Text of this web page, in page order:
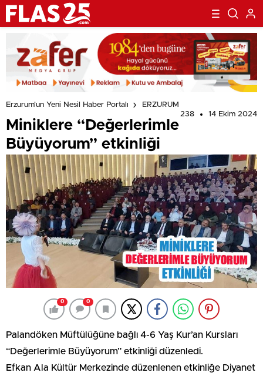
Erzurum'un Yeni Nesil Haber Portalı
ERZURUM
238
14 Ekim 2024
Miniklere “Değerlerimle
Büyüyorum” etkinliği
0 0
Palandöken Müftülüğüne bağlı 4-6 Yaş Kur’an Kursları
“Değerlerimle Büyüyorum” etkinliği düzenledi.
Efkan Ala Kültür Merkezinde düzenlenen etkinliğe Diyanet